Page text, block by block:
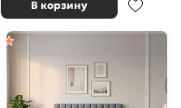
В корзину